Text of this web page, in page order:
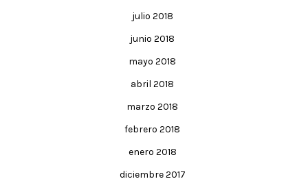
julio 2018
junio 2018
mayo 2018
abril 2018
marzo 2018
febrero 2018
enero 2018
diciembre 2017